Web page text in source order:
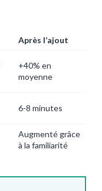
Après l’ajout
+40% en
moyenne
6-8 minutes
Augmenté grâce
à la familiarité